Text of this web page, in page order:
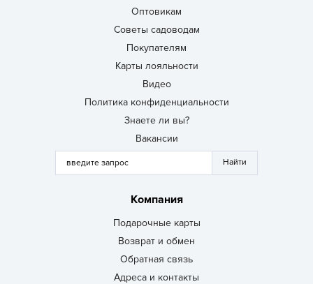
Оптовикам
Советы садоводам
Покупателям
Карты лояльности
Видео
Политика конфиденциальности
Знаете ли вы?
Вакансии
Компания
Подарочные карты
Возврат и обмен
Обратная связь
Адреса и контакты